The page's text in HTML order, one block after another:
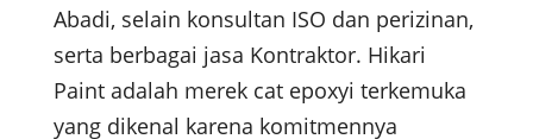
Abadi, selain konsultan ISO dan perizinan,
serta berbagai jasa Kontraktor. Hikari
Paint adalah merek cat epoxyi terkemuka
yang dikenal karena komitmennya